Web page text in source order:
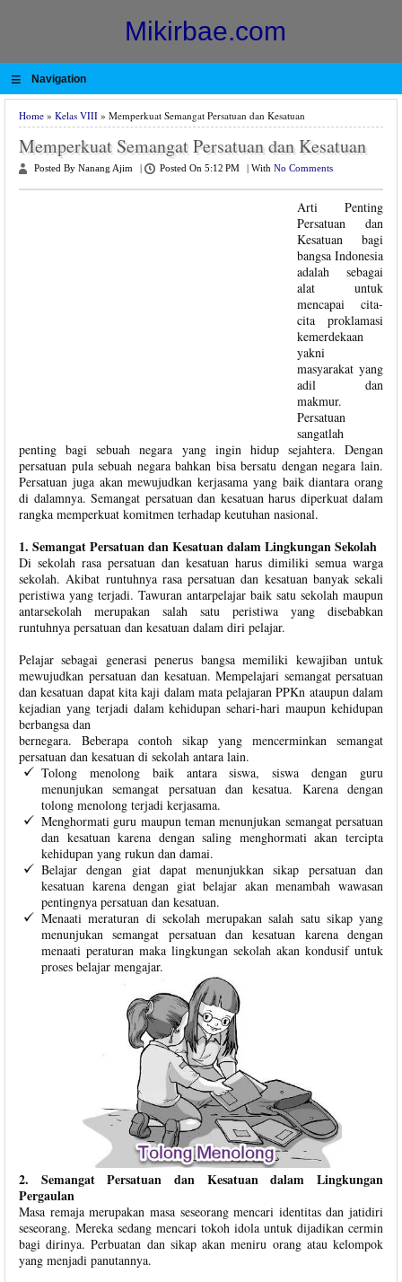
Mikirbae.com
≡ Navigation
Home » Kelas VIII » Memperkuat Semangat Persatuan dan Kesatuan
Memperkuat Semangat Persatuan dan Kesatuan
Posted By Nanang Ajim Posted On 5:12 PM With No Comments
Arti Penting
Persatuan dan
Kesatuan bagi
bangsa Indonesia
adalah sebagai
alat untuk
mencapai cita-
cita proklamasi
kemerdekaan
yakni
masyarakat yang
adil dan
makmur.
Persatuan
sangatlah
penting bagi sebuah negara yang ingin hidup sejahtera. Dengan
persatuan pula sebuah negara bahkan bisa bersatu dengan negara lain.
Persatuan juga akan mewujudkan kerjasama yang baik diantara orang
di dalamnya. Semangat persatuan dan kesatuan harus diperkuat dalam
rangka memperkuat komitmen terhadap keutuhan nasional.
1. Semangat Persatuan dan Kesatuan dalam Lingkungan Sekolah
Di sekolah rasa persatuan dan kesatuan harus dimiliki semua warga
sekolah. Akibat runtuhnya rasa persatuan dan kesatuan banyak sekali
peristiwa yang terjadi. Tawuran antarpelajar baik satu sekolah maupun
antarsekolah merupakan salah satu peristiwa yang disebabkan
runtuhnya persatuan dan kesatuan dalam diri pelajar.
Pelajar sebagai generasi penerus bangsa memiliki kewajiban untuk
mewujudkan persatuan dan kesatuan. Mempelajari semangat persatuan
dan kesatuan dapat kita kaji dalam mata pelajaran PPKn ataupun dalam
kejadian yang terjadi dalam kehidupan sehari-hari maupun kehidupan
berbangsa dan
bernegara. Beberapa contoh sikap yang mencerminkan semangat
persatuan dan kesatuan di sekolah antara lain.
Tolong menolong baik antara siswa, siswa dengan guru
menunjukan semangat persatuan dan kesatua. Karena dengan
tolong menolong terjadi kerjasama.
Menghormati guru maupun teman menunjukan semangat persatuan
dan kesatuan karena dengan saling menghormati akan tercipta
kehidupan yang rukun dan damai.
Belajar dengan giat dapat menunjukkan sikap persatuan dan
kesatuan karena dengan giat belajar akan menambah wawasan
pentingnya persatuan dan kesatuan.
Menaati meraturan di sekolah merupakan salah satu sikap yang
menunjukan semangat persatuan dan kesatuan karena dengan
menaati peraturan maka lingkungan sekolah akan kondusif untuk
proses belajar mengajar.
2. Semangat Persatuan dan Kesatuan dalam Lingkungan
Pergaulan
Masa remaja merupakan masa seseorang mencari identitas dan jatidiri
seseorang. Mereka sedang mencari tokoh idola untuk dijadikan cermin
bagi dirinya. Perbuatan dan sikap akan meniru orang atau kelompok
yang menjadi panutannya.